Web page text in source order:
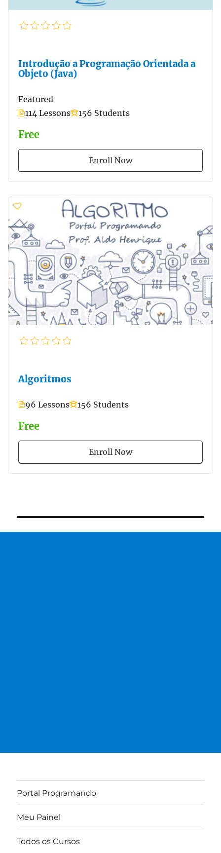
Introdução a Programação Orientada a
Objeto (Java)
Featured
114 Lessons
156 Students
Free
Enroll Now
Algoritmos
96 Lessons 156 Students
Free
Enroll Now
Portal Programando
Meu Painel
Todos os Cursos